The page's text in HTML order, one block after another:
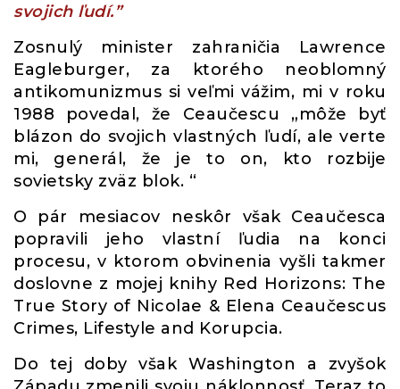
svojich ľudí.”
Zosnulý minister zahraničia Lawrence
Eagleburger, za ktorého neoblomný
antikomunizmus si veľmi vážim, mi v roku
1988 povedal, že Ceaučescu „môže byť
blázon do svojich vlastných ľudí, ale verte
mi, generál, že je to on, kto rozbije
sovietsky zväz blok. “
O pár mesiacov neskôr však Ceaučesca
popravili jeho vlastní ľudia na konci
procesu, v ktorom obvinenia vyšli takmer
doslovne z mojej knihy Red Horizons: The
True Story of Nicolae & Elena Ceaučescus
Crimes, Lifestyle and Korupcia.
Do tej doby však Washington a zvyšok